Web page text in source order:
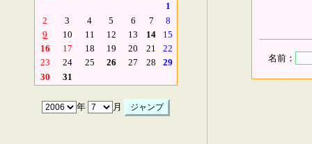
1
2
3 4 5 6 7
8
9
10 11 12 13 14
15
16
17 18 19 20 21
22
23
24 25 26 27 28
29
30
31
年 月
名前：